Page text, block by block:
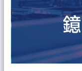
技
如
何
鐘